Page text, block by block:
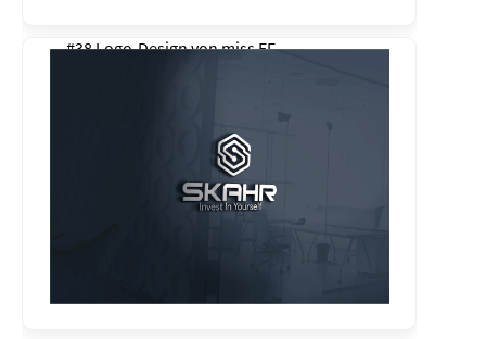
#38 Logo-Design vonmiss EF